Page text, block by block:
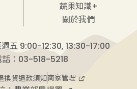
蔬果知識+
關於我們
五 9:00-12:30, 13:30-17:00
話：03-518-5218
換貨退款須知商家管理